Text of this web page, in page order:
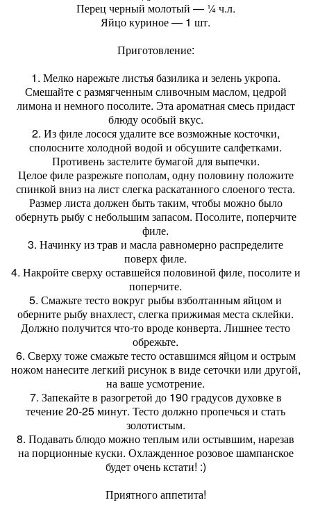
Перец черный молотый — ¼ ч.л.
Яйцо куриное — 1 шт.
Приготовление:
1. Мелко нарежьте листья базилика и зелень укропа.
Смешайте с размягченным сливочным маслом, цедрой
лимона и немного посолите. Эта ароматная смесь придаст
блюду особый вкус.
2. Из филе лосося удалите все возможные косточки,
сполосните холодной водой и обсушите салфетками.
Противень застелите бумагой для выпечки.
Целое филе разрежьте пополам, одну половину положите
спинкой вниз на лист слегка раскатанного слоеного теста.
Размер листа должен быть таким, чтобы можно было
обернуть рыбу с небольшим запасом. Посолите, поперчите
филе.
3. Начинку из трав и масла равномерно распределите
поверх филе.
4. Накройте сверху оставшейся половиной филе, посолите и
поперчите.
5. Смажьте тесто вокруг рыбы взболтанным яйцом и
оберните рыбу внахлест, слегка прижимая места склейки.
Должно получится что-то вроде конверта. Лишнее тесто
обрежьте.
6. Сверху тоже смажьте тесто оставшимся яйцом и острым
ножом нанесите легкий рисунок в виде сеточки или другой,
на ваше усмотрение.
7. Запекайте в разогретой до 190 градусов духовке в
течение 20-25 минут. Тесто должно пропечься и стать
золотистым.
8. Подавать блюдо можно теплым или остывшим, нарезав
на порционные куски. Охлажденное розовое шампанское
будет очень кстати! :)
Приятного аппетита!